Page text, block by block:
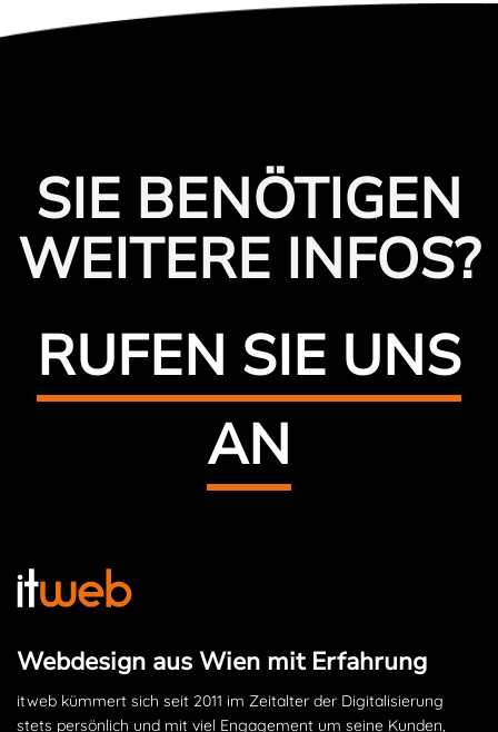
SIE BENÖTIGEN
WEITERE INFOS?
RUFEN SIE UNS
AN
Webdesign aus Wien mit Erfahrung
itweb kümmert sich seit 2011 im Zeitalter der Digitalisierung
stets persönlich und mit viel Engagement um seine Kunden,